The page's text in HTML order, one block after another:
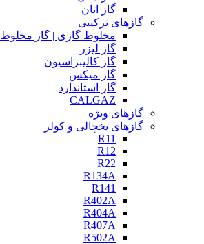
گاز اتان
گازهای ترکیبی
مخلوط گازی | گاز مخلوط
گاز لیزر
گاز کالیبراسیون
گاز میکس
گاز استاندارد
CALGAZ
گازهای ویژه
گازهای یخچالی و کولر
R11
R12
R22
R134A
R141
R402A
R404A
R407A
R502A